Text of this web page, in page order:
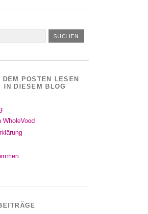
DEM POSTEN LESEN
IN DIESEM BLOG
WholeVood